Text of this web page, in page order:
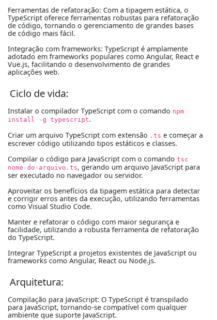
Ferramentas de refatoração: Com a tipagem estática, o
TypeScript oferece ferramentas robustas para refatoração
de código, tornando o gerenciamento de grandes bases
de código mais fácil.
Integração com frameworks: TypeScript é amplamente
adotado em frameworks populares como Angular, React e
Vue.js, facilitando o desenvolvimento de grandes
aplicações web.
Ciclo de vida:
Instalar o compilador TypeScript com o comando npm
install -g typescript.
Criar um arquivo TypeScript com extensão .ts e começar a
escrever código utilizando tipos estáticos e classes.
Compilar o código para JavaScript com o comando tsc
nome-do-arquivo.ts, gerando um arquivo JavaScript para
ser executado no navegador ou servidor.
Aproveitar os benefícios da tipagem estática para detectar
e corrigir erros antes da execução, utilizando ferramentas
como Visual Studio Code.
Manter e refatorar o código com maior segurança e
facilidade, utilizando a robusta ferramenta de refatoração
do TypeScript.
Integrar TypeScript a projetos existentes de JavaScript ou
frameworks como Angular, React ou Node.js.
Arquitetura:
Compilação para JavaScript: O TypeScript é transpilado
para JavaScript, tornando-se compatível com qualquer
ambiente que suporte JavaScript.